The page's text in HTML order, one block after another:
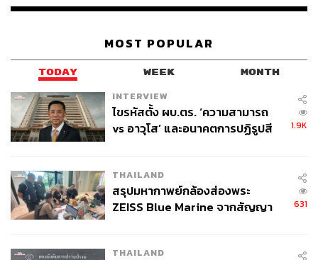
ชี้ว่าชาวอเมริกันรู้สึกในแง่ลบต่อ AI ค่อนข้างมาก ทำให้ยาก
พยายามเปลี่ยนเรื่องเล่าให้ดูดีขึ้น
มุมมองที่ต่างกันส่วนหนึ่งมาจากการที่การนำ AI ไปใช้จริง
เกิดขึ้นช้ากว่าความก้าวหน้าทางเทคโนโลยี โดยรายงานของ
Brookings พบว่าความสามารถของ AI ที่ก้าวหน้าอย่าง
รวดเร็วไม่ได้แปลงเป็นการนำไปใช้หรือผลทางเศรษฐกิจในวง
กว้างโดยอัตโนมัติ
สอดคล้องกับ Yale Budget Lab ที่พบว่า AI น่าจะยังไม่ใช่
สาเหตุของการอ่อนตัวในตลาดแรงงาน และยังไม่มีการ
เปลี่ยนแปลงอัตราว่างงานอย่างมีนัยสำคัญในกลุ่มงานเสี่ยง
MOST POPULAR
TODAY WEEK MONTH
INTERVIEW
ไขรหัสตั้ง ผบ.ตร. ‘ความสามารถ
vs อาวุโส’ และอนาคตการปฏิรูปสี
1.9K
THAILAND
สรุปมหากาพย์กล้องส่องพระ
ZEISS Blue Marine จากสัญญา
จ่ายหนี้-แอบระบุแบรนด์
631
THAILAND